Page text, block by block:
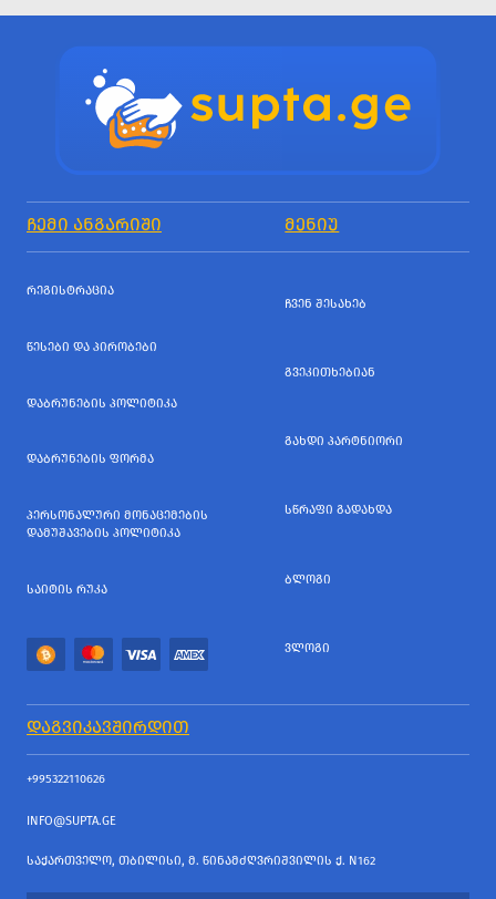
ᲩᲔᲛᲘ ᲐᲜᲒᲐᲠᲘᲨᲘ ᲛᲔᲜᲘᲣ
ᲠᲔᲒᲘᲡᲢᲠᲐᲪᲘᲐ
ᲬᲔᲡᲔᲑᲘ ᲓᲐ ᲞᲘᲠᲝᲑᲔᲑᲘ
ᲓᲐᲑᲠᲣᲜᲔᲑᲘᲡ ᲞᲝᲚᲘᲢᲘᲙᲐ
ᲓᲐᲑᲠᲣᲜᲔᲑᲘᲡ ᲤᲝᲠᲛᲐ
ᲞᲔᲠᲡᲝᲜᲐᲚᲣᲠᲘ ᲛᲝᲜᲐᲪᲔᲛᲔᲑᲘᲡ
ᲓᲐᲛᲣᲨᲐᲕᲔᲑᲘᲡ ᲞᲝᲚᲘᲢᲘᲙᲐ
ᲡᲐᲘᲢᲘᲡ ᲠᲣᲙᲐ
ᲩᲕᲔᲜ ᲨᲔᲡᲐᲮᲔᲑ
ᲒᲕᲔᲙᲘᲗᲮᲔᲑᲘᲐᲜ
ᲒᲐᲮᲓᲘ ᲞᲐᲠᲢᲜᲘᲝᲠᲘ
ᲡᲬᲠᲐᲤᲘ ᲒᲐᲓᲐᲮᲓᲐ
ᲑᲚᲝᲒᲘ
ᲕᲚᲝᲒᲘ
ᲓᲐᲒᲕᲘᲙᲐᲕᲨᲘᲠᲓᲘᲗ
+995322110626
INFO@SUPTA.GE
ᲡᲐᲥᲐᲠᲗᲕᲔᲚᲝ, ᲗᲑᲘᲚᲘᲡᲘ, Მ. ᲬᲘᲜᲐᲛᲫᲦᲕᲠᲘᲨᲕᲘᲚᲘᲡ Ქ. N162